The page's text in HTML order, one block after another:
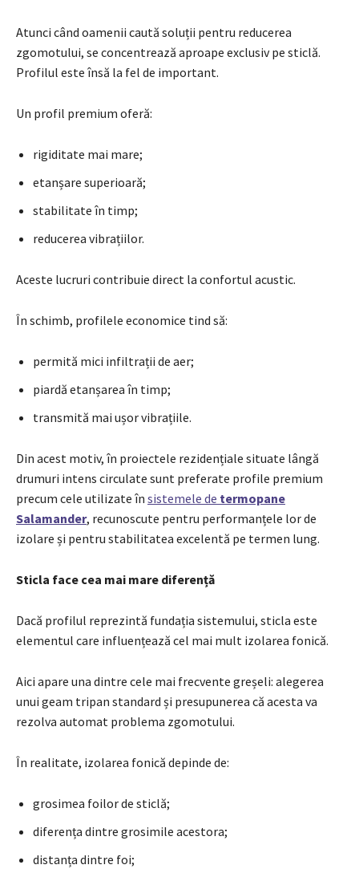
Atunci când oamenii caută soluții pentru reducerea
zgomotului, se concentrează aproape exclusiv pe sticlă.
Profilul este însă la fel de important.
Un profil premium oferă:
rigiditate mai mare;
etanșare superioară;
stabilitate în timp;
reducerea vibrațiilor.
Aceste lucruri contribuie direct la confortul acustic.
În schimb, profilele economice tind să:
permită mici infiltrații de aer;
piardă etanșarea în timp;
transmită mai ușor vibrațiile.
Din acest motiv, în proiectele rezidențiale situate lângă
drumuri intens circulate sunt preferate profile premium
precum cele utilizate în sistemele de termopane
Salamander, recunoscute pentru performanțele lor de
izolare și pentru stabilitatea excelentă pe termen lung.
Sticla face cea mai mare diferență
Dacă profilul reprezintă fundația sistemului, sticla este
elementul care influențează cel mai mult izolarea fonică.
Aici apare una dintre cele mai frecvente greșeli: alegerea
unui geam tripan standard și presupunerea că acesta va
rezolva automat problema zgomotului.
În realitate, izolarea fonică depinde de:
grosimea foilor de sticlă;
diferența dintre grosimile acestora;
distanța dintre foi;